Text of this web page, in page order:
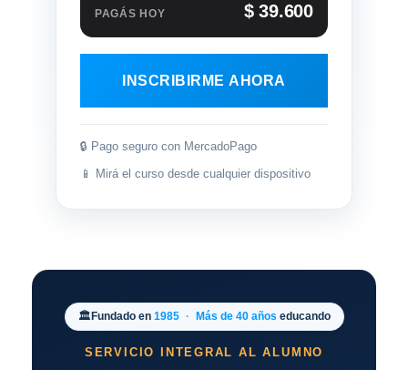
PAGÁS HOY $ 39.600
INSCRIBIRME AHORA
🔒 Pago seguro con MercadoPago
📱 Mirá el curso desde cualquier dispositivo
🏛️ Fundado en 1985 · Más de 40 años educando
SERVICIO INTEGRAL AL ALUMNO